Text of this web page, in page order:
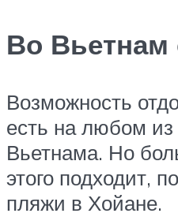
Во Вьетнам
Возможность
есть на любом из
Вьетнама. Но
этого подходит,
пляжи в Хойане.